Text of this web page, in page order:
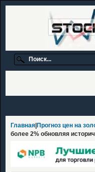
Главная Прогноз цен на
более 2% обновляя